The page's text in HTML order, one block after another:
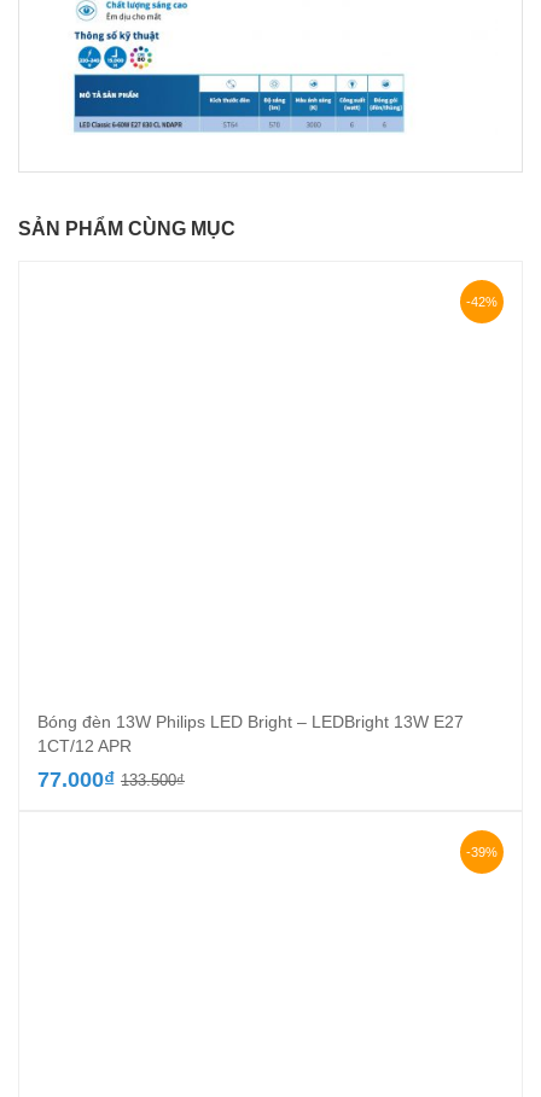
SẢN PHẨM CÙNG MỤC
-42%
Bóng đèn 13W Philips LED Bright – LEDBright 13W E27
1CT/12 APR
133.500₫Giá
77.000₫
Giá
-39%